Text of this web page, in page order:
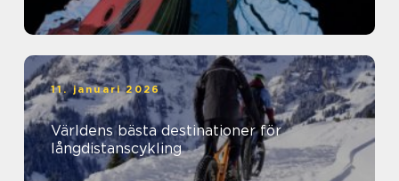
11. januari 2026
Världens bästa destinationer för
långdistanscykling